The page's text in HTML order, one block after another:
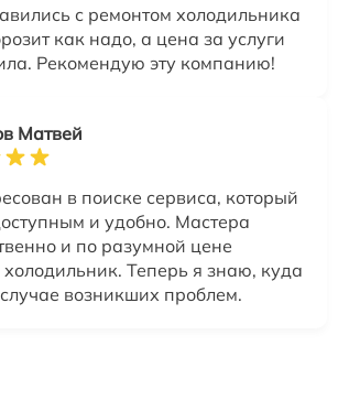
с ремонтом холодильника
как надо, а цена за услуги
Рекомендую эту компанию!
Матвей
в поиске сервиса, который
и удобно. Мастера
и по разумной цене
Теперь я знаю, куда
возникших проблем.